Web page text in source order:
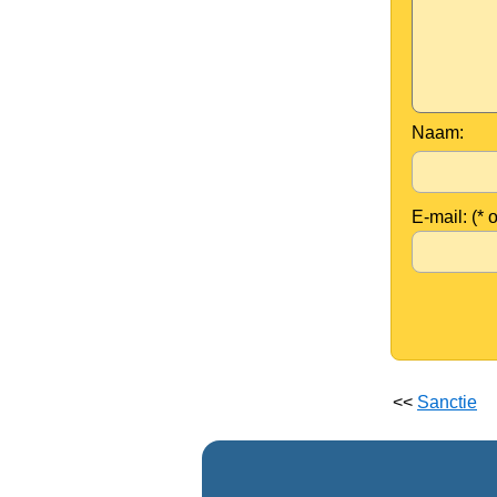
Naam:
E-mail: (*
<< Sanctie